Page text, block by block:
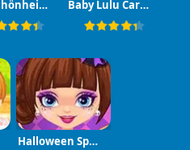
Das Schönheits-Quiz Baby Lulu Caring
Halloween Spooky Pancakes